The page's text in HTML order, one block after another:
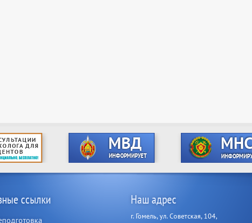
ссылки Наш адрес
г. Гомель, ул. Советская, 104,